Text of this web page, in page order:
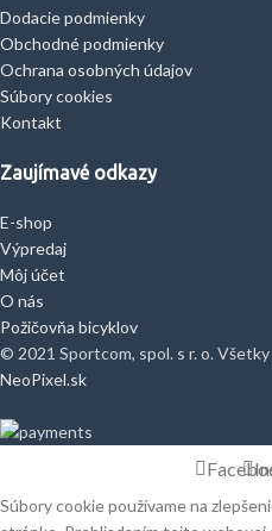
Dodacie podmienky
Obchodné podmienky
Ochrana osobných údajov
Súbory cookies
Kontakt
Zaujímavé odkazy
E-shop
Výpredaj
Môj účet
O nás
Požičovňa bicyklov
© 2021 Sportcom, spol. s r. o.
NeoPixel.sk
Súbory cookie používame na